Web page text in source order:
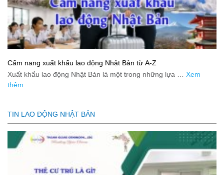
Cẩm nang xuất khẩu lao động Nhật Bản từ A-Z
Xuất khẩu lao động Nhật Bản là một trong những lựa … Xem
thêm
TIN LAO ĐỘNG NHẬT BẢN